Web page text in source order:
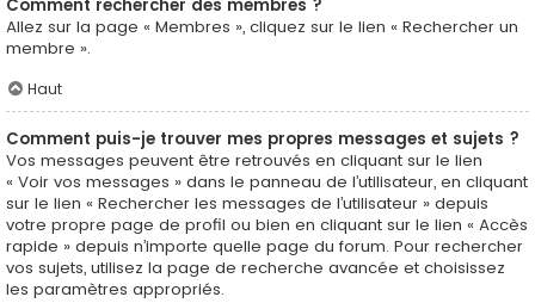
Comment rechercher des membres ?
Allez sur la page « Membres », cliquez sur le lien « Rechercher un
membre ».
Haut
Comment puis-je trouver mes propres messages et sujets ?
Vos messages peuvent être retrouvés en cliquant sur le lien
« Voir vos messages » dans le panneau de l’utilisateur, en cliquant
sur le lien « Rechercher les messages de l’utilisateur » depuis
votre propre page de profil ou bien en cliquant sur le lien « Accès
rapide » depuis n’importe quelle page du forum. Pour rechercher
vos sujets, utilisez la page de recherche avancée et choisissez
les paramètres appropriés.